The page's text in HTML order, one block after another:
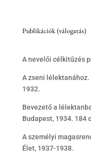
Publikációk (válogatás)
A nevelői célkitűzés
A zseni
1932.
Bevezető a
Budapest, 1934. 184
A személyi
Élet, 1937-1938.